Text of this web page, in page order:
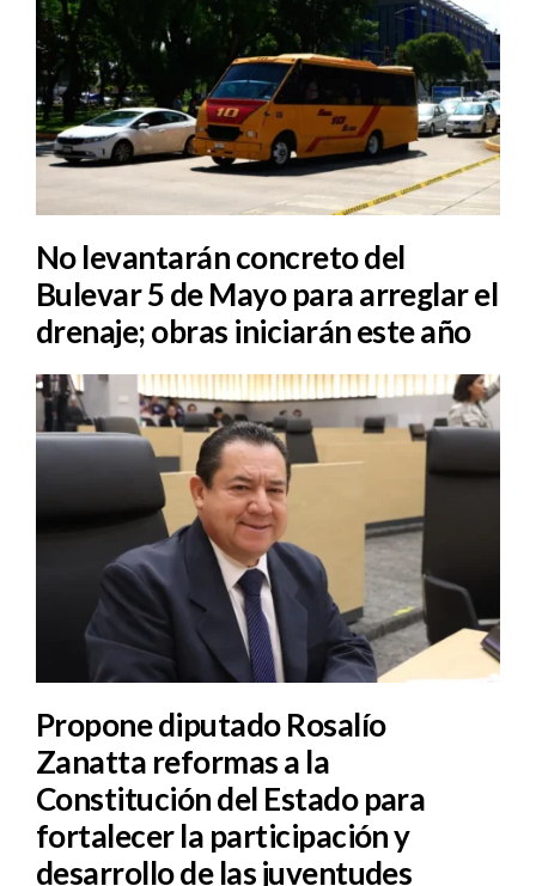
No levantarán concreto del
Bulevar 5 de Mayo para arreglar el
drenaje; obras iniciarán este año
Propone diputado Rosalío
Zanatta reformas a la
Constitución del Estado para
fortalecer la participación y
desarrollo de las juventudes